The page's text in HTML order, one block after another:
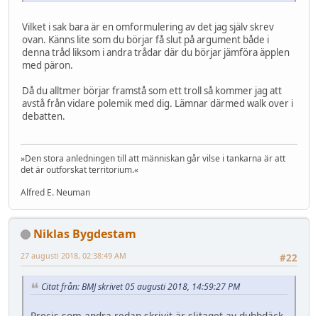
Vilket i sak bara är en omformulering av det jag själv skrev
ovan. Känns lite som du börjar få slut på argument både i
denna tråd liksom i andra trådar där du börjar jämföra äpplen
med päron.
Då du alltmer börjar framstå som ett troll så kommer jag att
avstå från vidare polemik med dig. Lämnar därmed walk over i
debatten.
»Den stora anledningen till att människan går vilse i tankarna är att
det är outforskat territorium.«
Alfred E. Neuman
Niklas Bygdestam
#22
27 augusti 2018, 02:38:49 AM
Citat från: BMJ skrivet 05 augusti 2018, 14:59:27 PM